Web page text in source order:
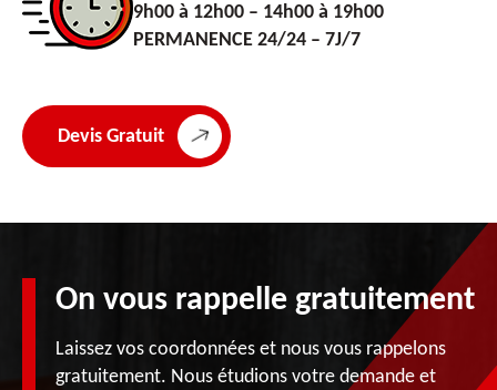
9h00 à 12h00 – 14h00 à 19h00
PERMANENCE 24/24 – 7J/7
Devis Gratuit
On vous rappelle gratuitement
Laissez vos coordonnées et nous vous rappelons
gratuitement. Nous étudions votre demande et